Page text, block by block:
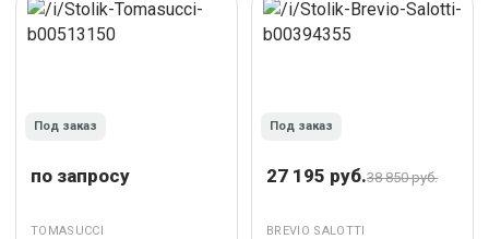
Под заказ
по запросу
TOMASUCCI
Под заказ
27 195 руб.38 850 руб.
BREVIO SALOTTI